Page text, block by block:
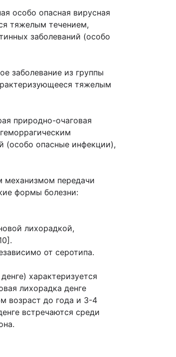
особо опасная вирусная
тяжелым течением,
заболеваний (особо
заболевание из группы
тяжелым
природно-очаговая
(особо опасные инфекции),
механизмом передачи
формы болезни:
лихорадкой,
от серотипа.
характеризуется
лихорадка денге
возраст до года и 3-4
встречаются среди